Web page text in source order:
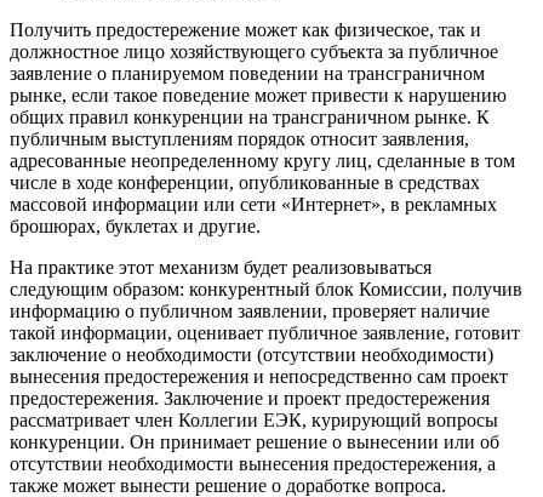
Получить предостережение может как физическое, так и
должностное лицо хозяйствующего субъекта за публичное
заявление о планируемом поведении на трансграничном
рынке, если такое поведение может привести к нарушению
общих правил конкуренции на трансграничном рынке. К
публичным выступлениям порядок относит заявления,
адресованные неопределенному кругу лиц, сделанные в том
числе в ходе конференции, опубликованные в средствах
массовой информации или сети «Интернет», в рекламных
брошюрах, буклетах и другие.
На практике этот механизм будет реализовываться
следующим образом: конкурентный блок Комиссии, получив
информацию о публичном заявлении, проверяет наличие
такой информации, оценивает публичное заявление, готовит
заключение о необходимости (отсутствии необходимости)
вынесения предостережения и непосредственно сам проект
предостережения. Заключение и проект предостережения
рассматривает член Коллегии ЕЭК, курирующий вопросы
конкуренции. Он принимает решение о вынесении или об
отсутствии необходимости вынесения предостережения, а
также может вынести решение о доработке вопроса.